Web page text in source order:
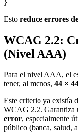
Esto reduce errores
WCAG 2.2:
(Nivel AAA)
Para el nivel AAA, el
tener, al menos, 44 ×
Este criterio ya existía
WCAG 2.2. Garantiza
error, especialmente
público (banca, salud,